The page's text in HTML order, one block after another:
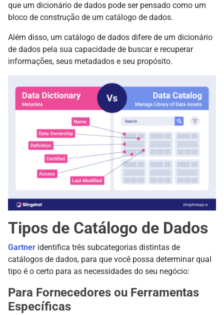
que um dicionário de dados pode ser pensado como um
bloco de construção de um catálogo de dados.
Além disso, um catálogo de dados difere de um dicionário
de dados pela sua capacidade de buscar e recuperar
informações, seus metadados e seu propósito.
Tipos de Catálogo de Dados
Gartner identifica três subcategorias distintas de
catálogos de dados, para que você possa determinar qual
tipo é o certo para as necessidades do seu negócio:
Para Fornecedores ou Ferramentas
Específicas